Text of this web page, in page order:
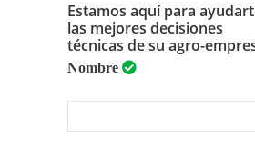
Estamos aquí para
las mejores decisiones
técnicas de su agro-
Nombre